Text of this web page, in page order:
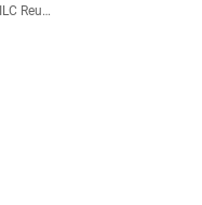
ILC Reu…